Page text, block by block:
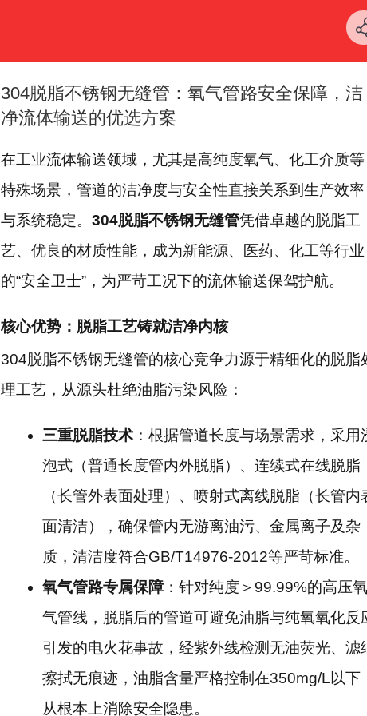
304脱脂不锈钢无缝管：氧气管路安全保障，洁
净流体输送的优选方案
在工业流体输送领域，尤其是高纯度氧气、化工介质等
特殊场景，管道的洁净度与安全性直接关系到生产效率
与系统稳定。 304脱脂不锈钢无缝管凭借卓越的脱脂工
艺、优良的材质性能，成为新能源、医药、化工等行业
的“安全卫士”，为严苛工况下的流体输送保驾护航。
核心优势：脱脂工艺铸就洁净内核
304脱脂不锈钢无缝管的核心竞争力源于精细化的脱脂
理工艺，从源头杜绝油脂污染风险：
三重脱脂技术：根据管道长度与场景需求，采用
泡式（普通长度管内外脱脂）、连续式在线脱脂
（长管外表面处理）、喷射式离线脱脂（长管内
面清洁），确保管内无游离油污、金属离子及杂
质，清洁度符合GB/T14976-2012等严苛标准。
氧气管路专属保障：针对纯度＞99.99%的高压氧
气管线，脱脂后的管道可避免油脂与纯氧氧化反
引发的电火花事故，经紫外线检测无油荧光、滤
擦拭无痕迹，油脂含量严格控制在350mg/L以下
从根本上消除安全隐患。